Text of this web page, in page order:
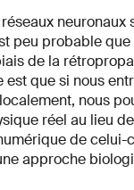
neuronaux
peu probable
de la
est que si nous
nous
réel au lieu
de celui-
approche